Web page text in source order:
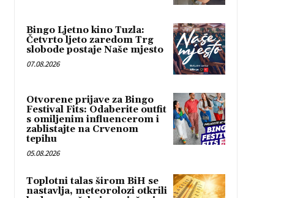
Bingo Ljetno kino Tuzla:
Četvrto ljeto zaredom Trg
slobode postaje Naše mjesto
07.08.2026
Otvorene prijave za Bingo
Festival Fits: Odaberite outfit
s omiljenim influencerom i
zablistajte na Crvenom
tepihu
05.08.2026
Toplotni talas širom BiH se
nastavlja, meteorolozi otkrili